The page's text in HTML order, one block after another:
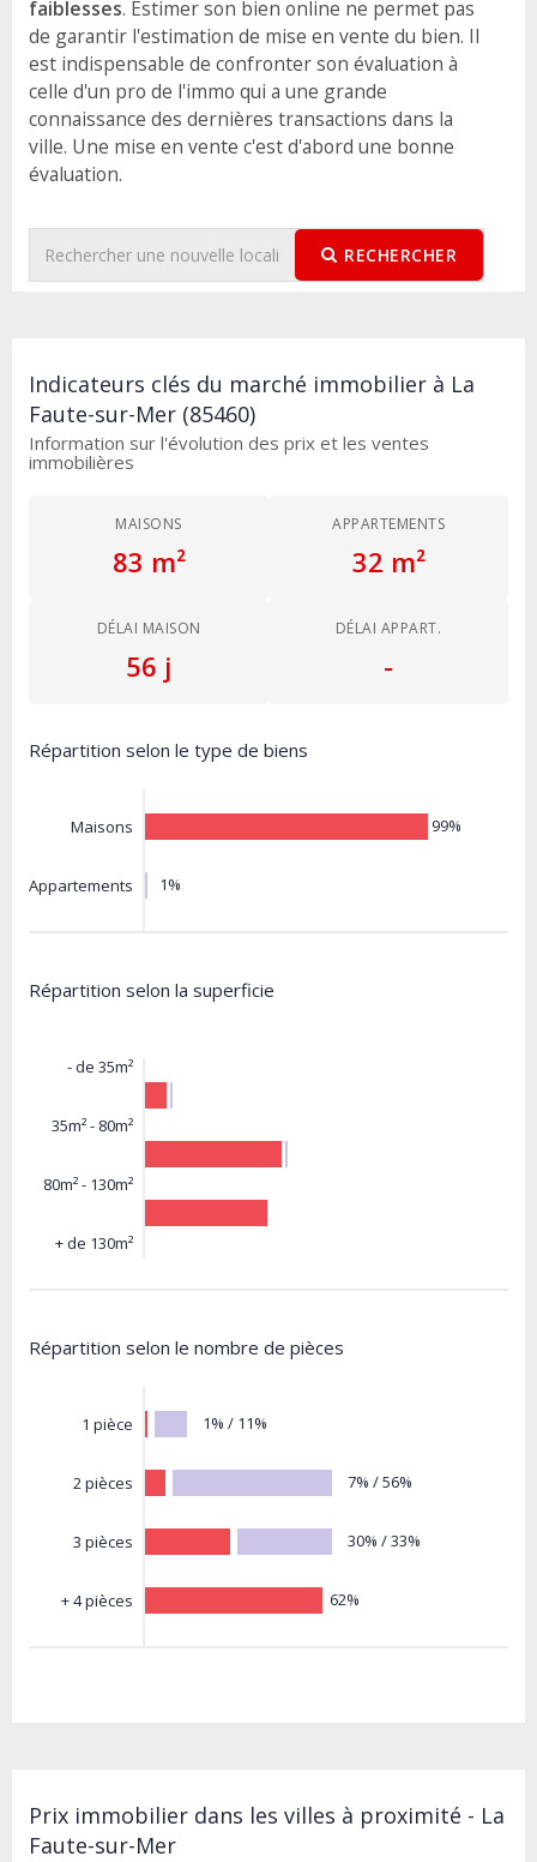
faiblesses. Estimer son bien online ne permet pas
de garantir l'estimation de mise en vente du bien. Il
est indispensable de confronter son évaluation à
celle d'un pro de l'immo qui a une grande
connaissance des dernières transactions dans la
ville. Une mise en vente c'est d'abord une bonne
évaluation.
RECHERCHER
Indicateurs clés du marché immobilier à La
Faute-sur-Mer (85460)
Information sur l'évolution des prix et les ventes
immobilières
MAISONS
83 m²
APPARTEMENTS
32 m²
DÉLAI MAISON
56 j
DÉLAI APPART.
-
Répartition selon le type de biens
Maisons
Appartements
99%
1%
Répartition selon la superficie
- de 35m²
35m² - 80m²
80m² - 130m²
+ de 130m²
Répartition selon le nombre de pièces
1 pièce
2 pièces
3 pièces
+ 4 pièces
1% / 11%
7% / 56%
30% / 33%
62%
Prix immobilier dans les villes à proximité - La
Faute-sur-Mer